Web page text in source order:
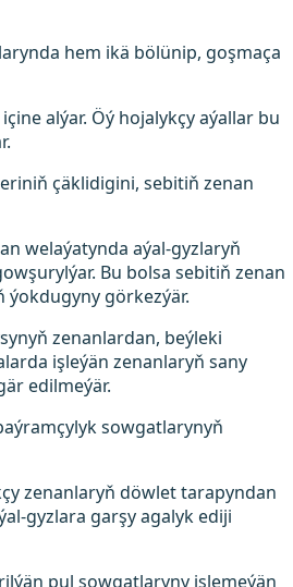
hem ikä bölünip, goşmaça
alýar. Öý hojalykçy aýallar bu
çäklidigini, sebitiň zenan
welaýatynda aýal-gyzlaryň
Bu bolsa sebitiň zenan
görkezýär.
zenanlardan, beýleki
işleýän zenanlaryň sany
edilmeýär.
sowgatlarynyň
zenanlaryň döwlet tarapyndan
gyzlara garşy agalyk ediji
pul sowgatlaryny işlemeýän